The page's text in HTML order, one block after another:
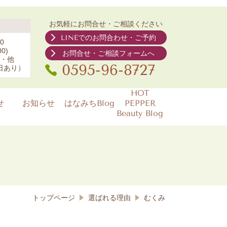
他
り）
お気軽にお問合せ・ご相談ください
LINEでのお問合わせ・ご予約
お問合せ・ご相談フォームへ
0595-96-8727
お知らせ はなみちBlog
HOT
PEPPER
Beauty Blog
トップページ 選ばれる理由 むくみ